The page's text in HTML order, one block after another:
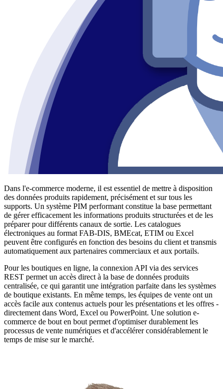
Dans l'e-commerce moderne, il est essentiel de mettre à disposition
des données produits rapidement, précisément et sur tous les
supports. Un système PIM performant constitue la base permettant
de gérer efficacement les informations produits structurées et de les
préparer pour différents canaux de sortie. Les catalogues
électroniques au format FAB-DIS, BMEcat, ETIM ou Excel
peuvent être configurés en fonction des besoins du client et transmis
automatiquement aux partenaires commerciaux et aux portails.
Pour les boutiques en ligne, la connexion API via des services
REST permet un accès direct à la base de données produits
centralisée, ce qui garantit une intégration parfaite dans les systèmes
de boutique existants. En même temps, les équipes de vente ont un
accès facile aux contenus actuels pour les présentations et les offres -
directement dans Word, Excel ou PowerPoint. Une solution e-
commerce de bout en bout permet d'optimiser durablement les
processus de vente numériques et d'accélérer considérablement le
temps de mise sur le marché.